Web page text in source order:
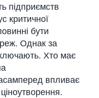
підприємств
критичної
бути
Однак за
Хто має
впливає